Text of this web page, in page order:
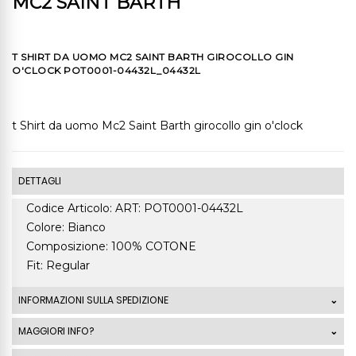
T SHIRT DA UOMO MC2 SAINT BARTH GIROCOLLO GIN
O'CLOCK POT0001-04432L_04432L
t Shirt da uomo Mc2 Saint Barth girocollo gin o'clock
DETTAGLI
Codice Articolo: ART: POT0001-04432L
Colore: Bianco
Composizione: 100% COTONE
Fit: Regular
INFORMAZIONI SULLA SPEDIZIONE
Le spedizioni standard Italia di ordini che superano
99,00 Euro sono GRATUITE. La spedizione standard
MAGGIORI INFO?